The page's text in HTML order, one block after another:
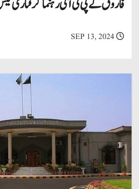
فاروق کے پی ٹی آئی رہنما گرفتاری
SEP 13, 2024